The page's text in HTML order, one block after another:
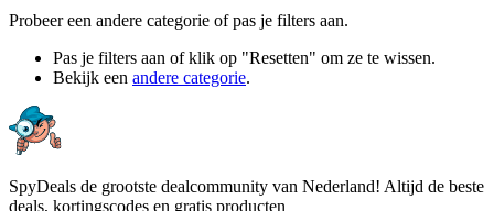
Probeer een andere categorie of pas je filters aan.
Pas je filters aan of klik op "Resetten" om ze te wissen.
Bekijk een andere categorie.
SpyDeals de grootste dealcommunity van Nederland! Altijd de beste
deals, kortingscodes en gratis producten